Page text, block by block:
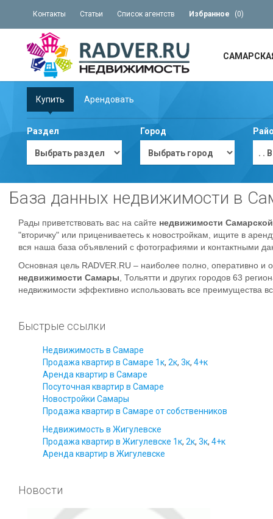
Контакты Статьи Список агентств Избранное (0)
Купить Арендовать
Раздел Город
. .
База данных недвижимости в
Рады приветствовать вас на сайте недвижимости
"вторичку" или прицениваетесь к новостройкам, ищите в
вся наша база объявлений с фотографиями и контактными
Основная цель RADVER.RU – наиболее полно, оперативно
недвижимости Самары , Тольятти и других городов 63
недвижимости эффективно использовать все преимущества
Быстрые ссылки
Недвижимость в Самаре
Продажа квартир в Самаре 1к, 2к, 3к, 4+к
Аренда квартир в Самаре
Посуточная квартир в Самаре
Новостройки Самары
Продажа квартир в Самаре от собственников
Недвижимость в Жигулевске
Продажа квартир в Жигулевске 1к, 2к, 3к, 4+к
Аренда квартир в Жигулевске
Новости